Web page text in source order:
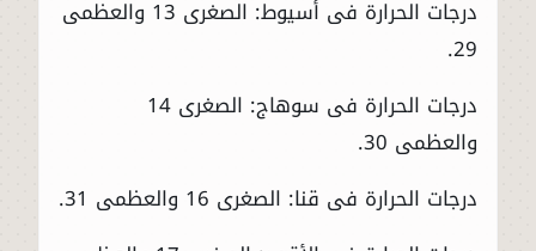
درجات الحرارة فى أسيوط: الصغرى 13 والعظمى
29.
درجات الحرارة فى سوهاج: الصغرى 14
والعظمى 30.
درجات الحرارة فى قنا: الصغرى 16 والعظمى 31.